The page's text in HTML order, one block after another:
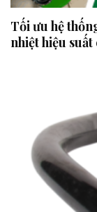
Tối ưu hệ
nhiệt hiệu